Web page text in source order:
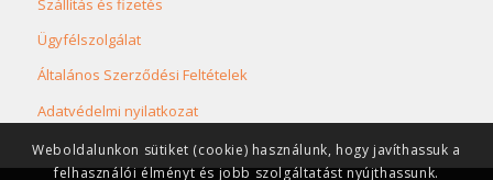
Szállítás és fizetés
Ügyfélszolgálat
Általános Szerződési Feltételek
Adatvédelmi nyilatkozat
Weboldalunkon sütiket (cookie) használunk, hogy javíthassuk a
felhasználói élményt és jobb szolgáltatást nyújthassunk.